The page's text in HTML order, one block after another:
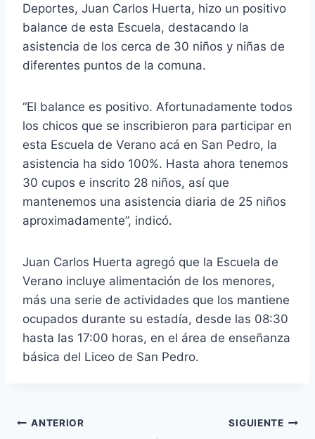
Deportes, Juan Carlos Huerta, hizo un positivo
balance de esta Escuela, destacando la
asistencia de los cerca de 30 niños y niñas de
diferentes puntos de la comuna.
“El balance es positivo. Afortunadamente todos
los chicos que se inscribieron para participar en
esta Escuela de Verano acá en San Pedro, la
asistencia ha sido 100%. Hasta ahora tenemos
30 cupos e inscrito 28 niños, así que
mantenemos una asistencia diaria de 25 niños
aproximadamente”, indicó.
Juan Carlos Huerta agregó que la Escuela de
Verano incluye alimentación de los menores,
más una serie de actividades que los mantiene
ocupados durante su estadía, desde las 08:30
hasta las 17:00 horas, en el área de enseñanza
básica del Liceo de San Pedro.
ANTERIOR SIGUIENTE